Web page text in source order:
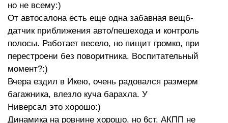
но не всему:)
От автосалона есть еще одна забавная вещб-
датчик приближения авто/пешехода и контроль
полосы. Работает весело, но пищит громко, при
перестроени без поворитника. Воспитательный
момент?:)
Вчера ездил в Икею, очень радовался размерм
багажника, влезло куча барахла. У
Ниверсал это хорошо:)
Динамика на ровнине хорошо, но 6ст. АКПП не